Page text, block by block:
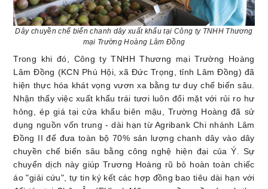
Dây chuyền chế biến chanh dây xuất khẩu tại Công ty TNHH Thương
mại Trường Hoàng Lâm Đồng
Trong khi đó, Công ty TNHH Thương mại Trường Hoàng
Lâm Đồng (KCN Phú Hội, xã Đức Trọng, tỉnh Lâm Đồng) đã
hiện thực hóa khát vọng vươn xa bằng tư duy chế biến sâu.
Nhận thấy việc xuất khẩu trái tươi luôn đối mặt với rủi ro hư
hỏng, ép giá tại cửa khẩu biên mậu, Trường Hoàng đã sử
dụng nguồn vốn trung - dài hạn từ Agribank Chi nhánh Lâm
Đồng II để đưa toàn bộ 70% sản lượng chanh dây vào dây
chuyền chế biến sâu bằng công nghệ hiện đại của Ý. Sự
chuyển dịch này giúp Trương Hoàng rũ bỏ hoàn toàn chiếc
áo "giải cứu", tự tin ký kết các hợp đồng bao tiêu dài hạn với